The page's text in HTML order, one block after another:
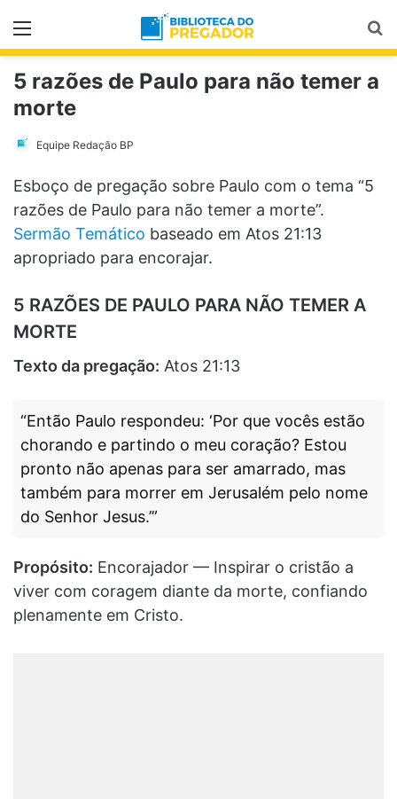
Menu
5 razões de Paulo para não temer a
morte
Equipe Redação BP
Esboço de pregação sobre Paulo com o tema “5
razões de Paulo para não temer a morte”.
Sermão Temático baseado em Atos 21:13
apropriado para encorajar.
5 RAZÕES DE PAULO PARA NÃO TEMER A
MORTE
Texto da pregação: Atos 21:13
“Então Paulo respondeu: ‘Por que vocês estão
chorando e partindo o meu coração? Estou
pronto não apenas para ser amarrado, mas
também para morrer em Jerusalém pelo nome
do Senhor Jesus.’”
Propósito: Encorajador — Inspirar o cristão a
viver com coragem diante da morte, confiando
plenamente em Cristo.